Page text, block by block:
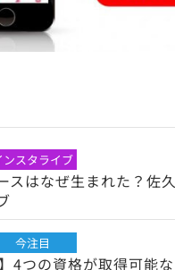
ンスタライブ
スはなぜ生まれた？佐
今注目
4つの資格が取得可能な